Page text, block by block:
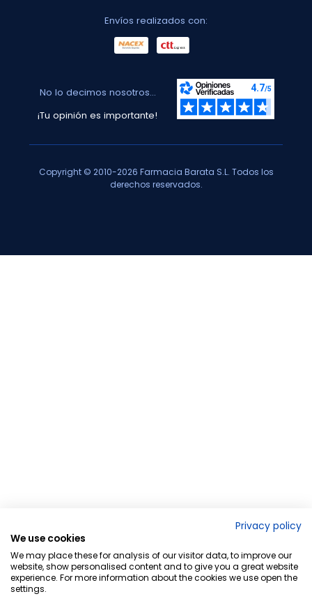
Envíos realizados con:
No lo decimos nosotros...
¡Tu opinión es importante!
Copyright © 2010-2026 Farmacia Barata S.L. Todos los
derechos reservados.
Privacy policy
We use cookies
We may place these for analysis of our visitor data, to improve our
website, show personalised content and to give you a great website
experience. For more information about the cookies we use open the
settings.